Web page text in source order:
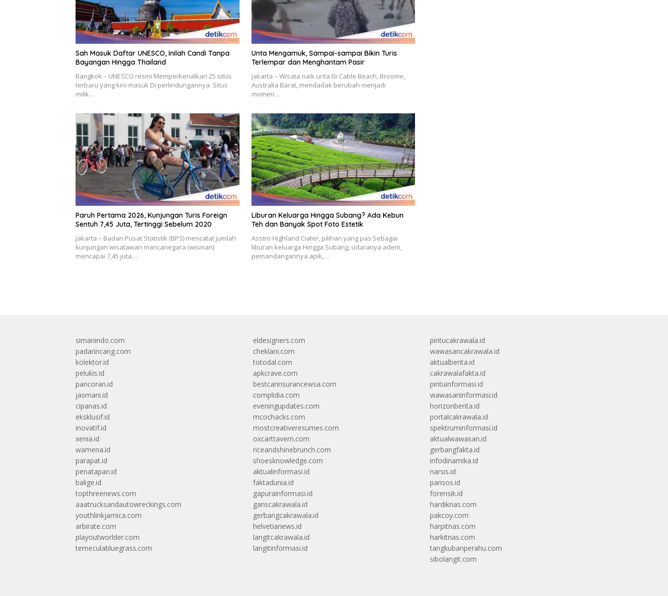
Sah Masuk Daftar UNESCO, Inilah Candi Tanpa
Bayangan Hingga Thailand
Bangkok – UNESCO resmi Memperkenalkan 25 situs
terbaru yang kini masuk Di perlindungannya. Situs
milik…
Unta Mengamuk, Sampai-sampai Bikin Turis
Terlempar dan Menghantam Pasir
Jakarta – Wisata naik unta Di Cable Beach, Broome,
Australia Barat, mendadak berubah menjadi
momen…
Paruh Pertama 2026, Kunjungan Turis Foreign
Sentuh 7,45 Juta, Tertinggi Sebelum 2020
Jakarta – Badan Pusat Statistik (BPS) mencatat jumlah
kunjungan wisatawan mancanegara (wisman)
mencapai 7,45 juta…
Liburan Keluarga Hingga Subang? Ada Kebun
Teh dan Banyak Spot Foto Estetik
Asstro Highland Ciater, pilihan yang pas Sebagai
liburan keluarga Hingga Subang, udaranya adem,
pemandangannya apik,…
simanindo.com
padarincang.com
kolektor.id
pelukis.id
pancoran.id
jasmani.id
cipanas.id
eksklusif.id
inovatif.id
xenia.id
wamena.id
parapat.id
penatapan.id
balige.id
topthreenews.com
aaatrucksandautowreckings.com
youthlinkjamica.com
arbirate.com
playoutworlder.com
temeculabluegrass.com
eldesigners.com
cheklani.com
totodal.com
apkcrave.com
bestcarinsurancewsa.com
complidia.com
eveningupdates.com
mcochacks.com
mostcreativeresumes.com
oxcarttavern.com
riceandshinebrunch.com
shoesknowledge.com
aktualinformasi.id
faktadunia.id
gapurainformasi.id
gariscakrawala.id
gerbangcakrawala.id
helvetianews.id
langitcakrawala.id
langitinformasi.id
pintucakrawala.id
wawasancakrawala.id
aktualberita.id
cakrawalafakta.id
pintuinformasi.id
wawasaninformasi.id
horizonberita.id
portalcakrawala.id
spektruminformasi.id
aktualwawasan.id
gerbangfakta.id
infodinamika.id
narsis.id
pansos.id
forensik.id
hardiknas.com
pakcoy.com
harpitnas.com
harkitnas.com
tangkubanperahu.com
sibolangit.com